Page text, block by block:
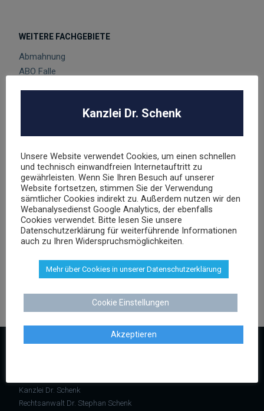
WEITERE FACHGEBIETE
Abmahnung
ABO Falle
Markenrecht
negative Bewertungen
Presserecht
Urheberrecht
Veranstaltungsrecht
Versicherungsrecht
Wettbewerbsrecht
Kanzlei Dr. Schenk
Rechtsanwalt Dr. Stephan Schenk
Kanzlei Dr. Schenk
Unsere Website verwendet Cookies, um einen schnellen
und technisch einwandfreien Internetauftritt zu
gewährleisten. Wenn Sie Ihren Besuch auf unserer
Website fortsetzen, stimmen Sie der Verwendung
sämtlicher Cookies indirekt zu. Außerdem nutzen wir den
Webanalysedienst Google Analytics, der ebenfalls
Cookies verwendet. Bitte lesen Sie unsere
Datenschutzerklärung für weiterführende Informationen
auch zu Ihren Widerspruchsmöglichkeiten.
Mehr über Cookies in unserer Datenschutzerklärung
Cookie Einstellungen
Akzeptieren